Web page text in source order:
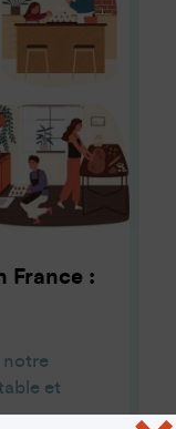
France :
notre
et